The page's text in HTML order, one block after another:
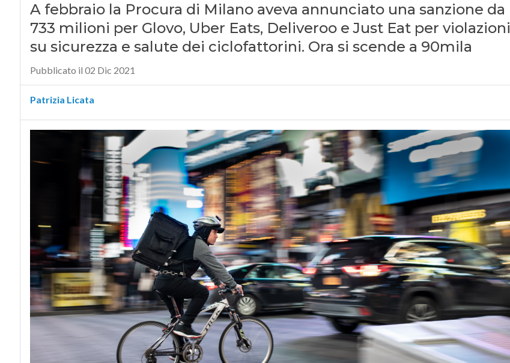
A febbraio la Procura di Milano aveva annunciato una sanzione da
733 milioni per Glovo, Uber Eats, Deliveroo e Just Eat per violazioni
su sicurezza e salute dei ciclofattorini. Ora si scende a 90mila
Pubblicato il 02 Dic 2021
Patrizia Licata